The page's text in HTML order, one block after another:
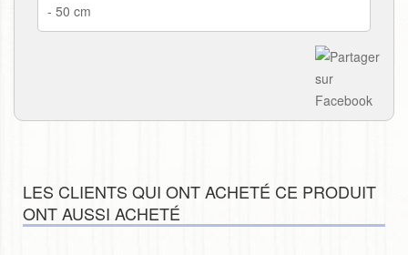
- 50 cm
LES CLIENTS QUI ONT ACHETÉ CE PRODUIT
ONT AUSSI ACHETÉ